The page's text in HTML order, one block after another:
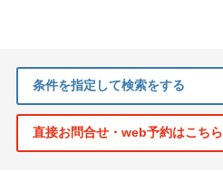
条件を指定して検索をする
直接お問合せ・web予約はこちら